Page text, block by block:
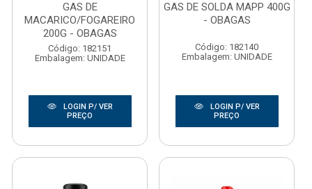
GAS DE
MACARICO/FOGAREIRO
200G - OBAGAS
Código: 182151
Embalagem: UNIDADE
LOGIN P/ VER
PREÇO
GAS DE SOLDA MAPP 400G
- OBAGAS
Código: 182140
Embalagem: UNIDADE
LOGIN P/ VER
PREÇO